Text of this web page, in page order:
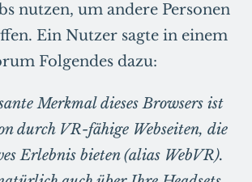
nutzen, um andere Personen
Ein Nutzer sagte in einem
Folgendes dazu:
Merkmal dieses Browsers ist
durch VR-fähige Webseiten, die
Erlebnis bieten (alias WebVR).